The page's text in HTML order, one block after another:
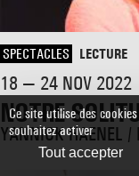
SPECTACLES LECTURE
18 — 24 NOV 2022
NOTRE
YANNICK HAENEL /
Ce site utilise des
souhaitez activer
Tout accepter